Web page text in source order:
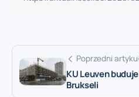
Poprzedni
KU Leuven
Brukseli